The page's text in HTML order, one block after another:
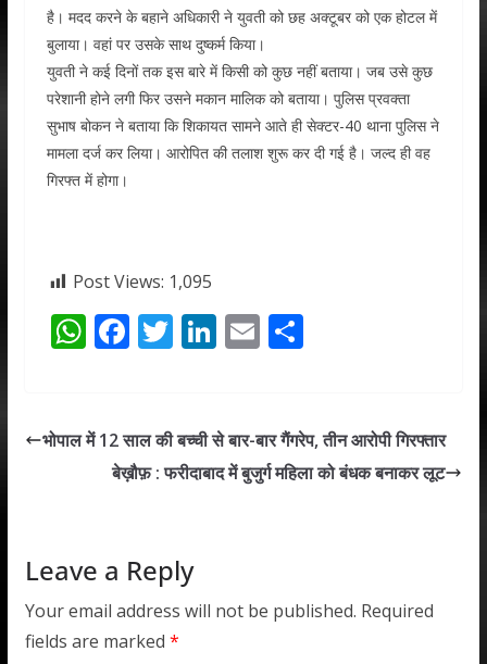
है। मदद करने के बहाने अधिकारी ने युवती को छह अक्टूबर को एक होटल में
बुलाया। वहां पर उसके साथ दुष्कर्म किया।
युवती ने कई दिनों तक इस बारे में किसी को कुछ नहीं बताया। जब उसे कुछ
परेशानी होने लगी फिर उसने मकान मालिक को बताया। पुलिस प्रवक्ता
सुभाष बोकन ने बताया कि शिकायत सामने आते ही सेक्टर-40 थाना पुलिस ने
मामला दर्ज कर लिया। आरोपित की तलाश शुरू कर दी गई है। जल्द ही वह
गिरफ्त में होगा।
Post Views: 1,095
W
s
F
b
o
T
er
Li
e
dI
E
l
S
e
भोपाल में 12 साल की बच्ची से बार-बार गैंगरेप, तीन आरोपी गिरफ्तार
बेख़ौफ़ : फरीदाबाद में बुजुर्ग महिला को बंधक बनाकर लूट
Leave a Reply
Your email address will not be published. Required
fields are marked *